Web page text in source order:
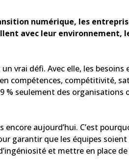
numérique, les
avec leur environnement,
vrai défi. Avec elle, les
compétences, compétitivité,
seulement des organisations
encore aujourd’hui. C’est
garantir que les équipes soient
et mettre en place